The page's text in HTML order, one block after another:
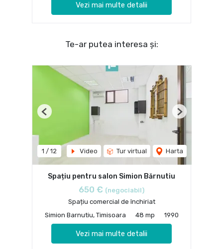
Vezi mai multe detalii
Te-ar putea interesa și:
1 / 12 Video Tur virtual Harta
Previous Next
Spațiu pentru salon Simion Bărnutiu
650 € (negociabil)
Spațiu comercial de închiriat
Simion Barnutiu, Timisoara
48 mp 1990
Vezi mai multe detalii